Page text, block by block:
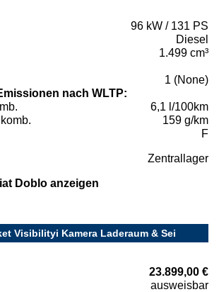
96 kW / 131 PS
Diesel
1.499 cm³
1 (None)
nach WLTP:
6,1 l/100km
159 g/km
F
Zentrallager
Doblo anzeigen
Visibilityi Kamera Laderaum & Sei
23.899,00 €
ausweisbar